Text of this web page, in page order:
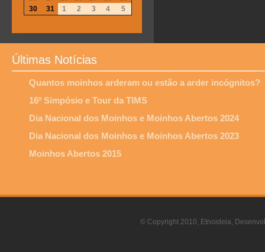
30
31 1 2 3 4 5
Últimas Notícias
Quantos moinhos arderam ou estão a arder incógnitos?
16º Simpósio e Tour da TIMS
Dia Nacional dos Moinhos e Moinhos Abertos 2024
Dia Nacional dos Moinhos e Moinhos Abertos 2023
Moinhos Abertos 2015
© Copyright 2010, Etnoideia,